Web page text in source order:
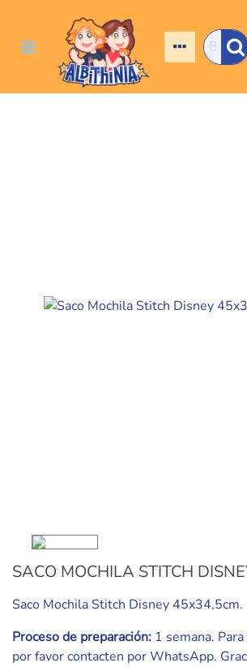
SACO MOCHILA STITCH
Saco Mochila Stitch Disney 45x34,5cm.
Proceso de preparación: 1 semana.
por favor contacten por WhatsApp.